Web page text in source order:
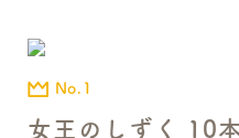
女王のしずく 10
No.1